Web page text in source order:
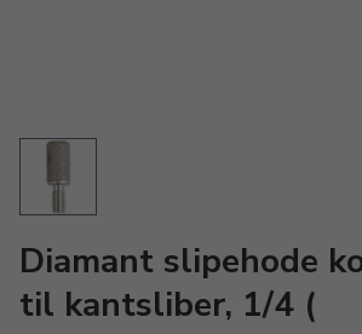
Diamant slipehode
til kantsliber, 1/4 (